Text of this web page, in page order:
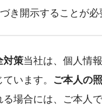
き開示することが必
対策当社は、個人情
います。
ご本人の
る場合には、ご本人